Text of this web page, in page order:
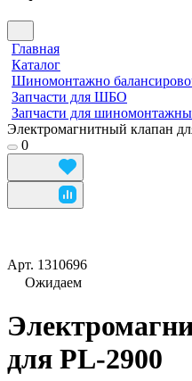
Главная
Каталог
Шиномонтажно
Запчасти для ШБО
Запчасти для
Электромагнитный клапан
0
Арт. 1310696
Ожидаем
для PL-2900